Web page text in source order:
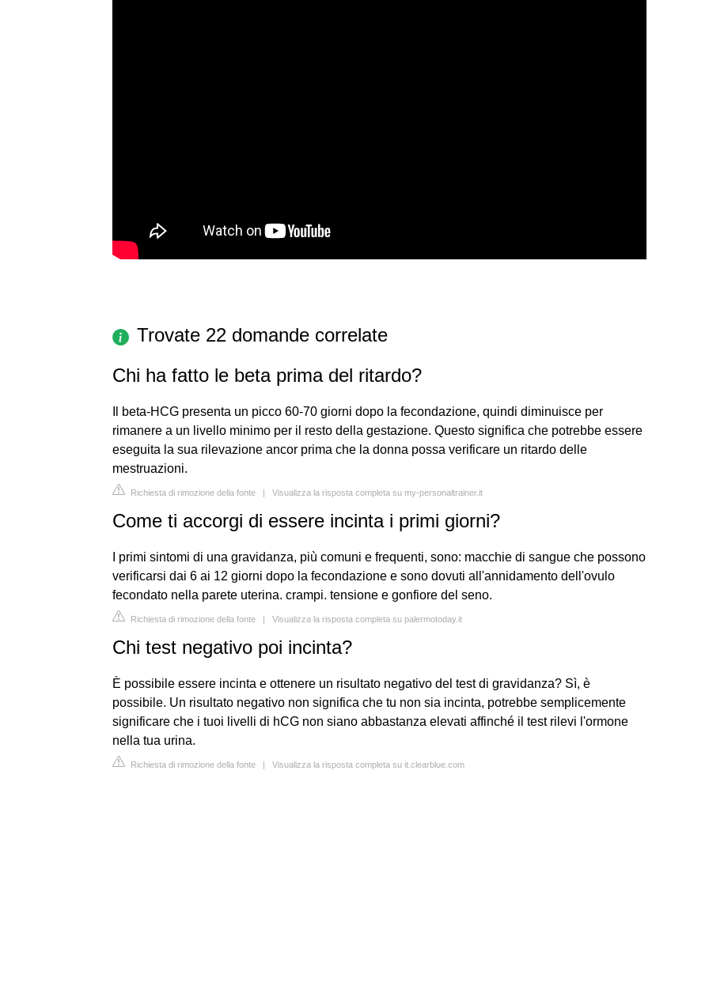
Trovate 22 domande correlate
Chi ha fatto le beta prima del ritardo?
Il beta-HCG presenta un picco 60-70 giorni dopo la fecondazione, quindi diminuisce per
rimanere a un livello minimo per il resto della gestazione. Questo significa che potrebbe essere
eseguita la sua rilevazione ancor prima che la donna possa verificare un ritardo delle
mestruazioni.
Richiesta di rimozione della fonte | Visualizza la risposta completa su my-personaltrainer.it
Come ti accorgi di essere incinta i primi giorni?
I primi sintomi di una gravidanza, più comuni e frequenti, sono: macchie di sangue che possono
verificarsi dai 6 ai 12 giorni dopo la fecondazione e sono dovuti all'annidamento dell'ovulo
fecondato nella parete uterina. crampi. tensione e gonfiore del seno.
Richiesta di rimozione della fonte | Visualizza la risposta completa su palermotoday.it
Chi test negativo poi incinta?
È possibile essere incinta e ottenere un risultato negativo del test di gravidanza? Sì, è
possibile. Un risultato negativo non significa che tu non sia incinta, potrebbe semplicemente
significare che i tuoi livelli di hCG non siano abbastanza elevati affinché il test rilevi l'ormone
nella tua urina.
Richiesta di rimozione della fonte | Visualizza la risposta completa su it.clearblue.com